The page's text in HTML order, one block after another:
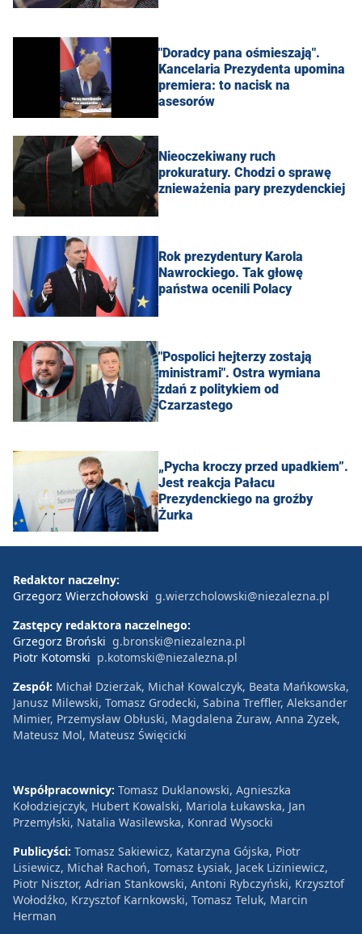
"Doradcy pana ośmieszają".
Kancelaria Prezydenta upomina
premiera: to nacisk na
asesorów
Nieoczekiwany ruch
prokuratury. Chodzi o sprawę
znieważenia pary prezydenckiej
Rok prezydentury Karola
Nawrockiego. Tak głowę
państwa ocenili Polacy
"Pospolici hejterzy zostają
ministrami". Ostra wymiana
zdań z politykiem od
Czarzastego
„Pycha kroczy przed upadkiem”.
Jest reakcja Pałacu
Prezydenckiego na groźby
Żurka
Redaktor naczelny:
Grzegorz Wierzchołowski g.wierzcholowski@niezalezna.pl
Zastępcy redaktora naczelnego:
Grzegorz Broński g.bronski@niezalezna.pl
Piotr Kotomski p.kotomski@niezalezna.pl
Zespół: Michał Dzierżak, Michał Kowalczyk, Beata Mańkowska,
Janusz Milewski, Tomasz Grodecki, Sabina Treffler, Aleksander
Mimier, Przemysław Obłuski, Magdalena Żuraw, Anna Zyzek,
Mateusz Mol, Mateusz Święcicki
Współpracownicy: Tomasz Duklanowski, Agnieszka
Kołodziejczyk, Hubert Kowalski, Mariola Łukawska, Jan
Przemyłski, Natalia Wasilewska, Konrad Wysocki
Publicyści: Tomasz Sakiewicz, Katarzyna Gójska, Piotr
Lisiewicz, Michał Rachoń, Tomasz Łysiak, Jacek Liziniewicz,
Piotr Nisztor, Adrian Stankowski, Antoni Rybczyński, Krzysztof
Wołodźko, Krzysztof Karnkowski, Tomasz Teluk, Marcin
Herman